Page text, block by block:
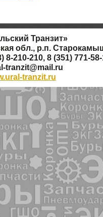
Транзит»
обл., р.п.
) 8-210-210, 8 (351) 771-
tranzit@mail.ru
tranzit.ru